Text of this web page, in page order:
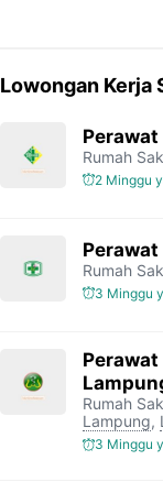
Lowongan Kerja
Perawat
Rumah
2 Minggu
Perawat
Rumah
3 Minggu
Perawat
Rumah
Lampung,
3 Minggu